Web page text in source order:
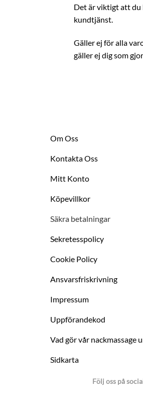
Det är viktigt att
kundtjänst.
Gäller ej för alla
gäller ej dig som
Om Oss
Kontakta Oss
Mitt Konto
Köpevillkor
Säkra betalningar
Sekretesspolicy
Cookie Policy
Ansvarsfriskrivning
Impressum
Uppförandekod
Vad gör vår nackmassage
Sidkarta
Följ oss på